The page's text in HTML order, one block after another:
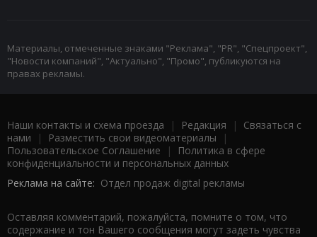
Материалы, отмеченные знаками "Реклама", "PR", "Спецпроект",
"Новости компаний", "Актуально", "Промо", публикуются на
правах рекламы.
Наши контакты и схема проезда | Редакция | Связаться с
нами | Разместить свои видеоматериалы |
Пользовательское Соглашение |
Политика в сфере
конфиденциальности и персональных данных
Реклама на сайте: Отдел продаж digital рекламы
Оставляя комментарий, пожалуйста, помните о том, что
содержание и тон Вашего сообщения могут задеть чувства